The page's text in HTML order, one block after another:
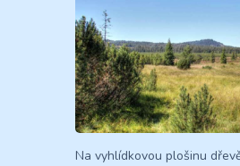
Na vyhlídkovou plošinu